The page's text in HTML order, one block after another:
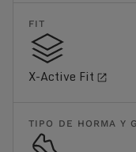
FIT
X-Active Fit
TIPO DE HORMA Y